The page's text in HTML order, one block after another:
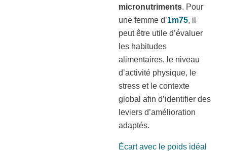
micronutriments. Pour
une femme d’1m75, il
peut être utile d’évaluer
les habitudes
alimentaires, le niveau
d’activité physique, le
stress et le contexte
global afin d’identifier des
leviers d’amélioration
adaptés.
Écart avec le poids idéal